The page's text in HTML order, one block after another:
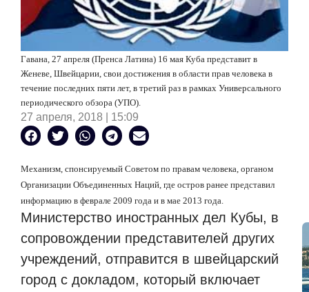
Гавана, 27 апреля (Пренса Латина) 16 мая Куба представит в
Женеве, Швейцарии, свои достижения в области прав человека в
течение последних пяти лет, в третий раз в рамках Универсального
периодического обзора (УПО).
27 апреля, 2018 | 15:09
Механизм, спонсируемый Советом по правам человека, органом
Организации Объединенных Наций, где остров ранее представил
информацию в феврале 2009 года и в мае 2013 года.
Министерство иностранных дел Кубы, в
сопровождении представителей других
учреждений, отправится в швейцарский
город с докладом, который включает